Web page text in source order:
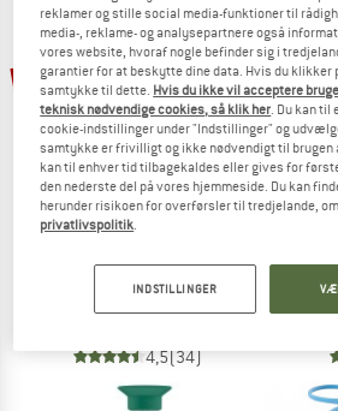
TO THE SALE
60%
HeladagenSt. Insulated Stainless Steel
4,5(34)
reklamer og stille social media-funktioner til
media-, reklame- og analysepartnere også
vores website, hvoraf nogle befinder sig i
garantier for at beskytte dine data. Hvis du klikker
samtykke til dette. Hvis du ikke vil acceptere
teknisk nødvendige cookies, så klik her. Du kan til
cookie-indstillinger under "Indstillinger" og
samtykke er frivilligt og ikke nødvendigt til brugen
kan til enhver tid tilbagekaldes eller gives for
den nederste del på vores hjemmeside. Du kan
herunder risikoen for overførsler til tredjelande,
privatlivspolitik.
INDSTILLINGER